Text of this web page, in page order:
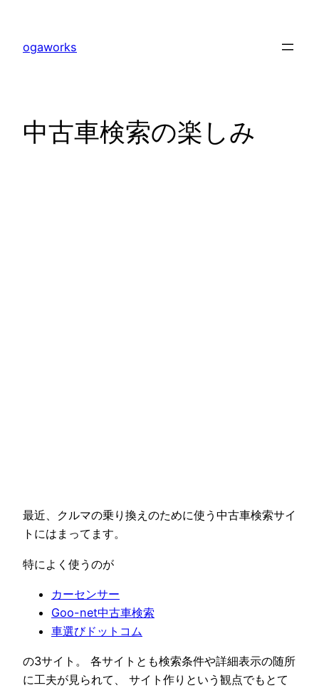
ogaworks
中古車検索の楽しみ
最近、クルマの乗り換えのために使う中古車検索サイ
トにはまってます。
特によく使うのが
カーセンサー
Goo-net中古車検索
車選びドットコム
の3サイト。 各サイトとも検索条件や詳細表示の随所
に工夫が見られて、 サイト作りという観点でもとて